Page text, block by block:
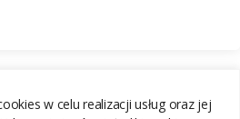
w celu realizacji usług oraz jej